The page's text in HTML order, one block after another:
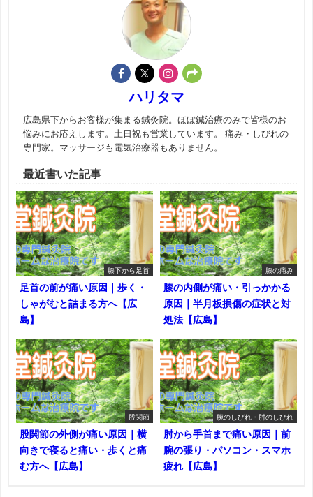
ハリタマ
広島県下からお客様が集まる鍼灸院。ほぼ鍼治療のみで皆様のお
悩みにお応えします。土日祝も営業しています。 痛み・しびれの
専門家。マッサージも電気治療器もありません。
最近書いた記事
膝下から足首
足首の前が痛い原因｜歩く・
しゃがむと詰まる方へ【広
島】
膝の痛み
膝の内側が痛い・引っかかる
原因｜半月板損傷の症状と対
処法【広島】
股関節
股関節の外側が痛い原因｜横
向きで寝ると痛い・歩くと痛
む方へ【広島】
腕のしびれ・肘のしびれ
肘から手首まで痛い原因｜前
腕の張り・パソコン・スマホ
疲れ【広島】